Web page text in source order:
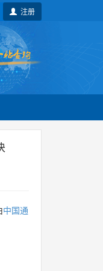
注册
中国通